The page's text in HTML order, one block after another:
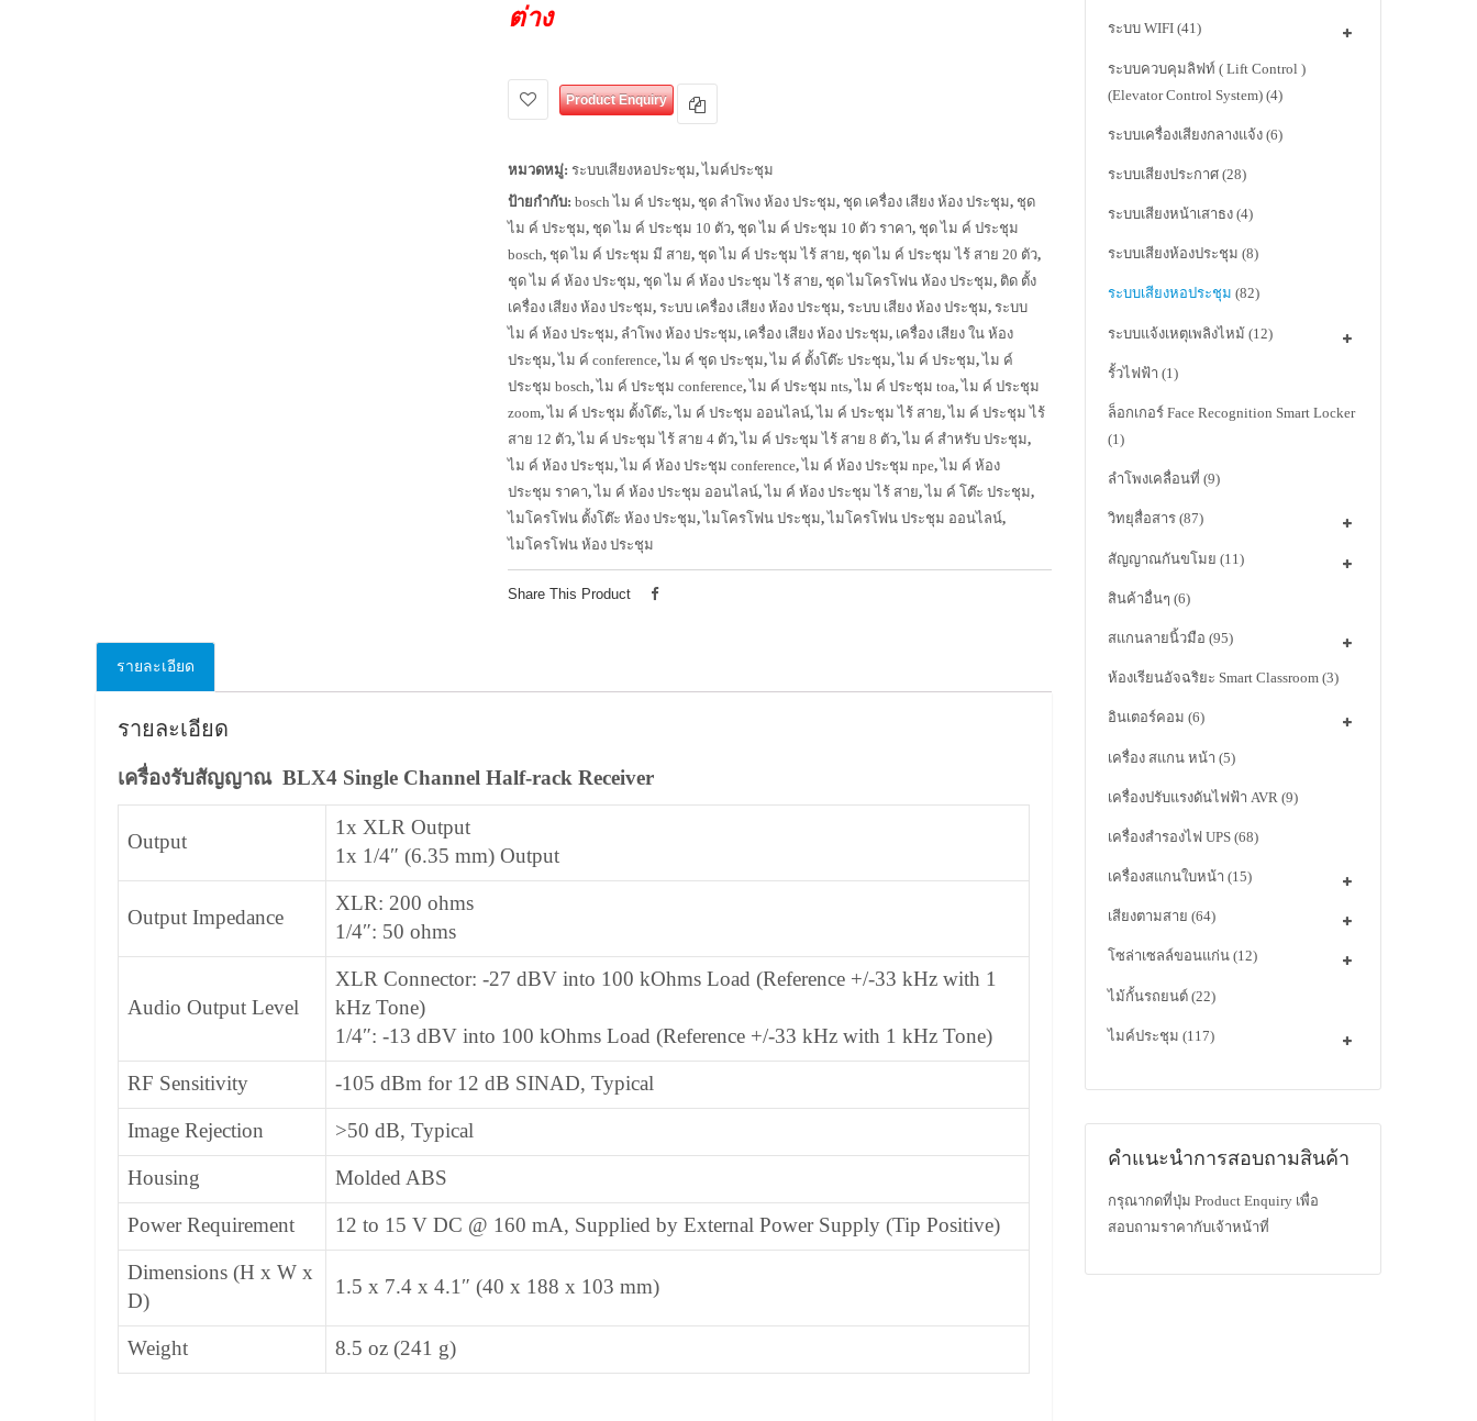
ต่าง
Product Enquiry
หมวดหมู่: ระบบเสียงหอประชุม,ไมค์ประชุม
ป้ายกำกับ: bosch ไม ค์ ประชุม, ชุด ลำโพง ห้อง ประชุม, ชุด เครื่อง เสียง ห้อง ประชุม, ชุด
ไม ค์ ประชุม, ชุด ไม ค์ ประชุม 10 ตัว, ชุด ไม ค์ ประชุม 10 ตัว ราคา, ชุด ไม ค์ ประชุม
bosch, ชุด ไม ค์ ประชุม มี สาย, ชุด ไม ค์ ประชุม ไร้ สาย, ชุด ไม ค์ ประชุม ไร้ สาย 20 ตัว,
ชุด ไม ค์ ห้อง ประชุม, ชุด ไม ค์ ห้อง ประชุม ไร้ สาย, ชุด ไมโครโฟน ห้อง ประชุม, ติด ตั้ง
เครื่อง เสียง ห้อง ประชุม, ระบบ เครื่อง เสียง ห้อง ประชุม, ระบบ เสียง ห้อง ประชุม, ระบบ
ไม ค์ ห้อง ประชุม, ลำโพง ห้อง ประชุม, เครื่อง เสียง ห้อง ประชุม, เครื่อง เสียง ใน ห้อง
ประชุม,ไม ค์ conference,ไม ค์ ชุด ประชุม,ไม ค์ ตั้งโต๊ะ ประชุม,ไม ค์ ประชุม,ไม ค์
ประชุม bosch,ไม ค์ ประชุม conference,ไม ค์ ประชุม nts,ไม ค์ ประชุม toa,ไม ค์ ประชุม
zoom,ไม ค์ ประชุม ตั้งโต๊ะ,ไม ค์ ประชุม ออนไลน์,ไม ค์ ประชุม ไร้ สาย,ไม ค์ ประชุม ไร้
สาย 12 ตัว,ไม ค์ ประชุม ไร้ สาย 4 ตัว,ไม ค์ ประชุม ไร้ สาย 8 ตัว,ไม ค์ สำหรับ ประชุม,
ไม ค์ ห้อง ประชุม,ไม ค์ ห้อง ประชุม conference,ไม ค์ ห้อง ประชุม npe,ไม ค์ ห้อง
ประชุม ราคา,ไม ค์ ห้อง ประชุม ออนไลน์,ไม ค์ ห้อง ประชุม ไร้ สาย,ไม ค์ โต๊ะ ประชุม,
ไมโครโฟน ตั้งโต๊ะ ห้อง ประชุม,ไมโครโฟน ประชุม,ไมโครโฟน ประชุม ออนไลน์,
ไมโครโฟน ห้อง ประชุม
Share This Product
รายละเอียด
รายละเอียด
เครื่องรับสัญญาณ BLX4 Single Channel Half-rack Receiver
Output
1x XLR Output
1x 1/4″ (6.35 mm) Output
Output Impedance
XLR: 200 ohms
1/4″: 50 ohms
Audio Output Level
XLR Connector: -27 dBV into 100 kOhms Load (Reference +/-33 kHz with 1
kHz Tone)
1/4″: -13 dBV into 100 kOhms Load (Reference +/-33 kHz with 1 kHz Tone)
RF Sensitivity -105 dBm for 12 dB SINAD, Typical
Image Rejection >50 dB, Typical
Housing Molded ABS
Power Requirement 12 to 15 V DC @ 160 mA, Supplied by External Power Supply (Tip Positive)
Dimensions (H x W x
D)
1.5 x 7.4 x 4.1″ (40 x 188 x 103 mm)
Weight 8.5 oz (241 g)
ระบบ WIFI (41)
ระบบควบคุมลิฟท์ ( Lift Control )
(Elevator Control System) (4)
ระบบเครื่องเสียงกลางแจ้ง (6)
ระบบเสียงประกาศ (28)
ระบบเสียงหน้าเสาธง (4)
ระบบเสียงห้องประชุม (8)
ระบบเสียงหอประชุม (82)
ระบบแจ้งเหตุเพลิงไหม้ (12)
รั้วไฟฟ้า (1)
ล็อกเกอร์ Face Recognition Smart Locker
(1)
ลำโพงเคลื่อนที่ (9)
วิทยุสื่อสาร (87)
สัญญาณกันขโมย (11)
สินค้าอื่นๆ (6)
สแกนลายนิ้วมือ (95)
ห้องเรียนอัจฉริยะ Smart Classroom (3)
อินเตอร์คอม (6)
เครื่อง สแกน หน้า (5)
เครื่องปรับแรงดันไฟฟ้า AVR (9)
เครื่องสำรองไฟ UPS (68)
เครื่องสแกนใบหน้า (15)
เสียงตามสาย (64)
โซล่าเซลล์ขอนแก่น (12)
ไม้กั้นรถยนต์ (22)
ไมค์ประชุม (117)
คำแนะนำการสอบถามสินค้า
กรุณากดที่ปุ่ม Product Enquiry เพื่อ
สอบถามราคากับเจ้าหน้าที่